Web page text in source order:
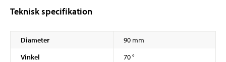
Teknisk specifikation
Diameter
90 mm
Vinkel
70 °